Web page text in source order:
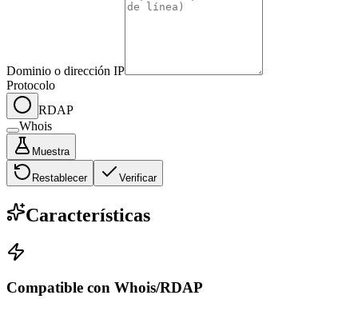
Dominio o dirección IP
Protocolo
RDAP
Whois
Muestra
Restablecer Verificar
Características
Compatible con Whois/RDAP